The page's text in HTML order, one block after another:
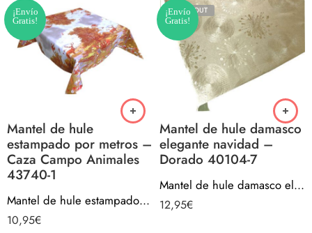
¡Envío
Gratis!
Mantel de hule
estampado por metros –
Caza Campo Animales
43740-1
Mantel de hule estampado por metros – Caza Campo Animales 43740-1
10,95€
¡Envío
Gratis!
SOLD OUT
Mantel de hule damasco
elegante navidad –
Dorado 40104-7
Mantel de hule damasco elegante navidad – Dorado 40104-7
12,95€